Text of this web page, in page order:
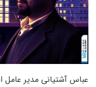
عباس آشتیانی مدیر عامل